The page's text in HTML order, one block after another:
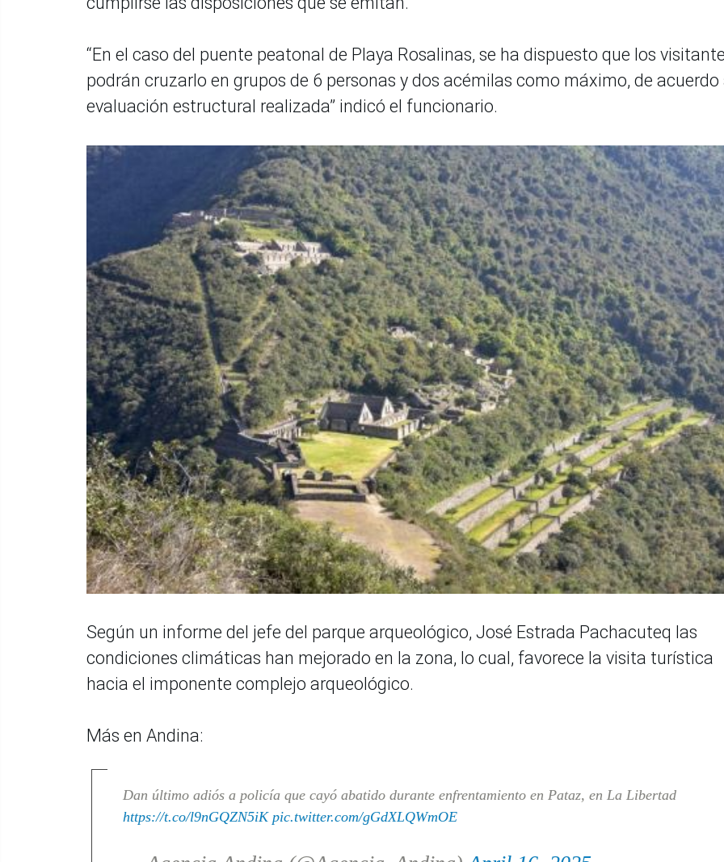
“En el caso del puente peatonal de Playa Rosalinas, se ha dispuesto que los
podrán cruzarlo en grupos de 6 personas y dos acémilas como máximo, de acuerdo
evaluación estructural realizada” indicó el funcionario.
Según un informe del jefe del parque arqueológico, José Estrada Pachacuteq las
condiciones climáticas han mejorado en la zona, lo cual, favorece la visita turística
hacia el imponente complejo arqueológico.
Más en Andina:
Dan último adiós a policía que cayó abatido durante enfrentamiento en Pataz, en La Libertad
https://t.co/l9nGQZN5iK pic.twitter.com/gGdXLQWmOE